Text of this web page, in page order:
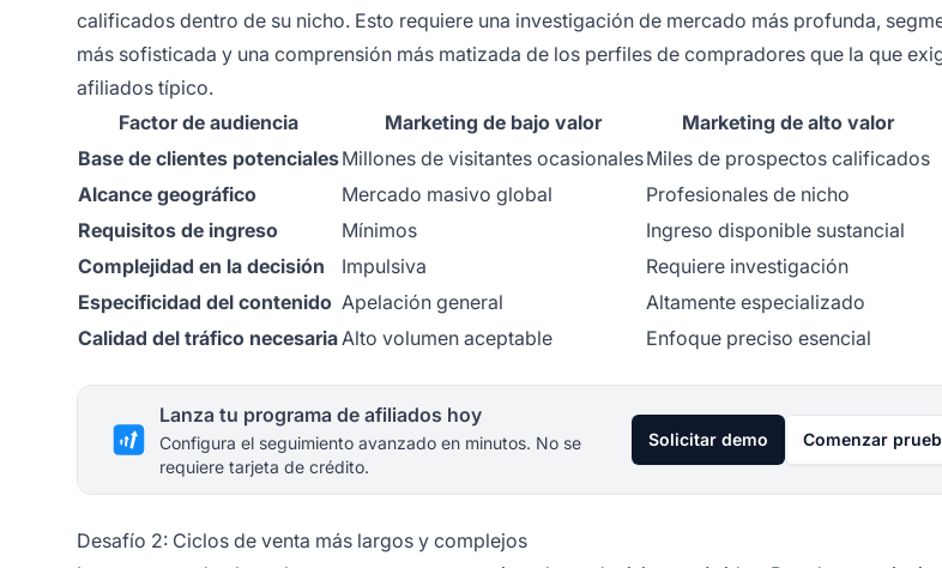
calificados dentro de su nicho. Esto requiere una investigación de mercado más profunda,
más sofisticada y una comprensión más matizada de los perfiles de compradores que la que
afiliados típico.
Factor de audiencia
Marketing de bajo valor
Marketing de alto valor
Base de clientes potencialesMillones de visitantes ocasionalesMiles de prospectos calificados
Alcance geográfico
Mercado masivo global
Profesionales de nicho
Requisitos de ingreso
Mínimos
Ingreso disponible sustancial
Complejidad en la decisión
Impulsiva
Requiere investigación
Especificidad del contenido Apelación general
Altamente especializado
Calidad del tráfico necesaria Alto volumen aceptable Enfoque preciso esencial
Lanza tu programa de afiliados hoy
Configura el seguimiento avanzado en minutos. No se
requiere tarjeta de crédito.
Solicitar demo Comenzar
Desafío 2: Ciclos de venta más largos y complejos